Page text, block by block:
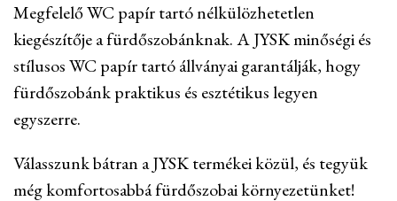
Megfelelő WC papír tartó nélkülözhetetlen
kiegészítője a fürdőszobánknak. A JYSK minőségi és
stílusos WC papír tartó állványai garantálják, hogy
fürdőszobánk praktikus és esztétikus legyen
egyszerre.
Válasszunk bátran a JYSK termékei közül, és tegyük
még komfortosabbá fürdőszobai környezetünket!